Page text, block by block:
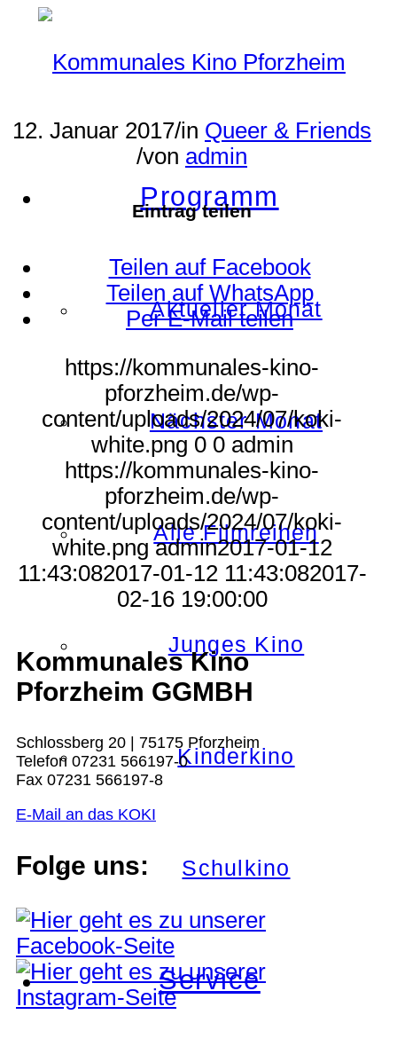
Programm
Aktueller Monat
Nächster Monat
Alle Filmreihen
Junges Kino
Kinderkino
Schulkino
Service
12. Januar 2017/in Queer & Friends
/von admin
Eintrag teilen
Teilen auf Facebook
Teilen auf WhatsApp
Per E-Mail teilen
https://kommunales-kino-
pforzheim.de/wp-
content/uploads/2024/07/koki-
white.png 0 0 admin
https://kommunales-kino-
pforzheim.de/wp-
content/uploads/2024/07/koki-
white.png admin2017-01-12
11:43:082017-01-12 11:43:082017-
02-16 19:00:00
Kommunales Kino
Pforzheim GGMBH
Schlossberg 20 | 75175 Pforzheim
Telefon 07231 566197-0
Fax 07231 566197-8
E-Mail an das KOKI
Folge uns: